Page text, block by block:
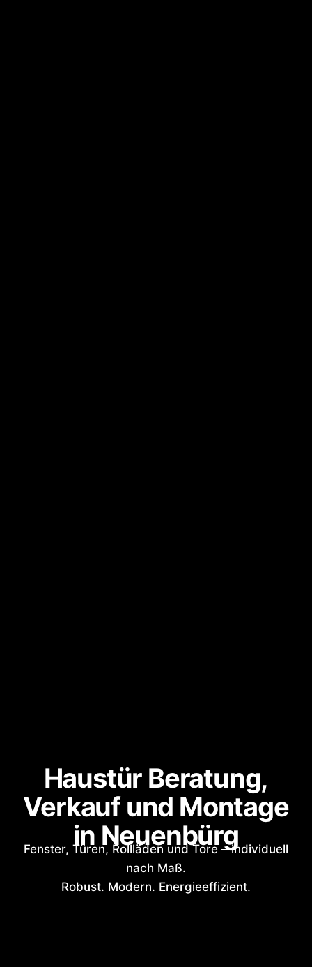
Haustür Beratung,
Verkauf und Montage
in Neuenbürg
Fenster, Türen, Rollläden und Tore – individuell
nach Maß.
Robust. Modern. Energieeffizient.